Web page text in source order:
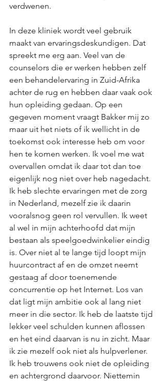
verdwenen.
In deze kliniek wordt veel gebruik
maakt van ervaringsdeskundigen. Dat
spreekt me erg aan. Veel van de
counselors die er werken hebben zelf
een behandelervaring in Zuid-Afrika
achter de rug en hebben daar vaak ook
hun opleiding gedaan. Op een
gegeven moment vraagt Bakker mij zo
maar uit het niets of ik wellicht in de
toekomst ook interesse heb om voor
hen te komen werken. Ik voel me wat
overvallen omdat ik daar tot dan toe
eigenlijk nog niet over heb nagedacht.
Ik heb slechte ervaringen met de zorg
in Nederland, mezelf zie ik daarin
vooralsnog geen rol vervullen. Ik weet
al wel in mijn achterhoofd dat mijn
bestaan als speelgoedwinkelier eindig
is. Over niet al te lange tijd loopt mijn
huurcontract af en de omzet neemt
gestaag af door toenemende
concurrentie op het Internet. Los van
dat ligt mijn ambitie ook al lang niet
meer in die sector. Ik heb de laatste tijd
lekker veel schulden kunnen aflossen
en het eind daarvan is nu in zicht. Maar
ik zie mezelf ook niet als hulpverlener.
Ik heb trouwens ook niet de opleiding
en achtergrond daarvoor. Niettemin